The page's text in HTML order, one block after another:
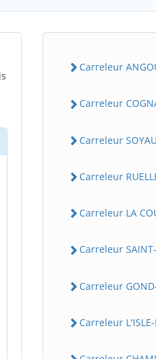
Carreleur
Carreleur
Carreleur
Carreleur
Carreleur LA
Carreleur SAINT-
Carreleur
Carreleur L'ISLE-